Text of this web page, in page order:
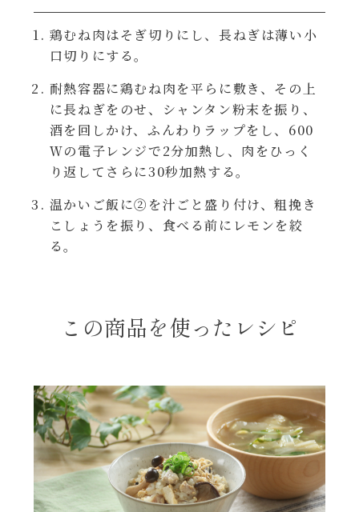
レンジ調理
お子さま
節分
こどもの日
運動会
年末年始
その他
ハコネーゼ ポルチーニ
ハコネーゼ カルボナーラ
ハコネーゼ イカスミ
ハコネーゼ ボンゴレ
ハコネーゼ アラビアータ
ハコネーゼ クリーミーボロネーゼ
鶏むね肉はそぎ切りにし、長ねぎは薄い小
口切りにする。
耐熱容器に鶏むね肉を平らに敷き、その上
に長ねぎをのせ、シャンタン粉末を振り、
酒を回しかけ、ふんわりラップをし、600
Ｗの電子レンジで2分加熱し、肉をひっく
り返してさらに30秒加熱する。
温かいご飯に②を汁ごと盛り付け、粗挽き
こしょうを振り、食べる前にレモンを絞
る。
この商品を使ったレシピ